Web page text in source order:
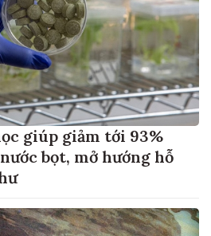
giúp giảm tới 93%
bọt, mở hướng hỗ